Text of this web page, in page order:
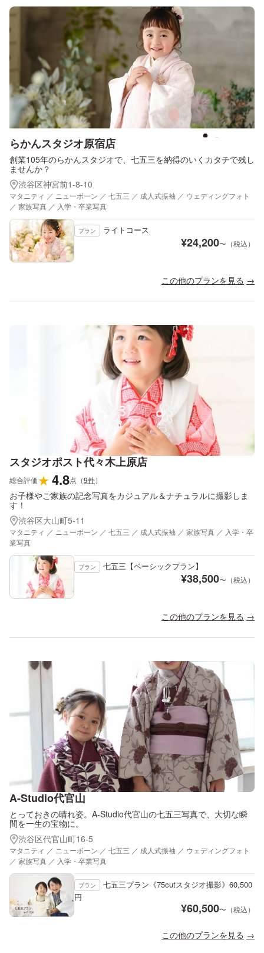
らかんスタジオ原宿店
創業105年のらかんスタジオで、七五三を納得のいくカタチで残し
ませんか？
渋谷区神宮前1-8-10
マタニティ ／ ニューボーン ／ 七五三 ／ 成人式振袖 ／ ウェディングフォト
／ 家族写真 ／ 入学・卒業写真
プラン ライトコース
¥24,200〜（税込）
この他のプランを見る
スタジオポスト代々木上原店
総合評価★4.8点 （9件）
お子様やご家族の記念写真をカジュアル＆ナチュラルに撮影しま
す！
渋谷区大山町5-11
マタニティ ／ ニューボーン ／ 七五三 ／ 成人式振袖 ／ 家族写真 ／ 入学・卒
業写真
プラン 七五三【ベーシックプラン】
¥38,500〜（税込）
この他のプランを見る
A-Studio代官山
とっておきの晴れ姿。A-Studio代官山の七五三写真で、大切な瞬
間を一生の宝物に。
渋谷区代官山町16-5
マタニティ ／ ニューボーン ／ 七五三 ／ 成人式振袖 ／ ウェディングフォト
／ 家族写真 ／ 入学・卒業写真
プラン
七五三プラン《75cutスタジオ撮影》60,500
円
¥60,500〜（税込）
この他のプランを見る